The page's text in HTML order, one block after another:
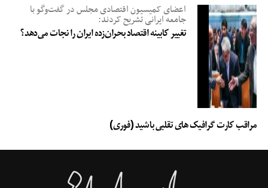
اعضای کمیسیون اقتصادی مجلس در گفت‌وگو با
جامعه ایرانی تشریح کردند:
تغییر کابینه اقتصاد بحران‌زده ایران را نجات می‌دهد؟
مراقب کارت گرافیک های تقلبی باشید (فوری)